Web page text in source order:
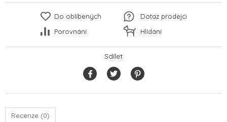
Do oblíbených
Porovnání
Dotaz prodejci
Hlídání
Sdílet
Recenze (0)